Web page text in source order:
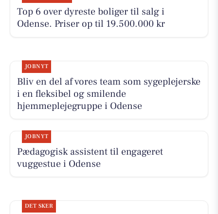
Top 6 over dyreste boliger til salg i
Odense. Priser op til 19.500.000 kr
JOBNYT
Bliv en del af vores team som sygeplejerske
i en fleksibel og smilende
hjemmeplejegruppe i Odense
JOBNYT
Pædagogisk assistent til engageret
vuggestue i Odense
DET SKER